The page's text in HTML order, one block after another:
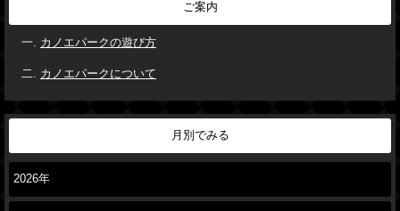
ご案内
カノエパークの遊び方
カノエパークについて
月別でみる
2026年